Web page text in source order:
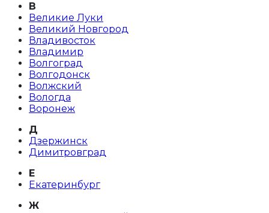
В
Великие Луки
Великий Новгород
Владивосток
Владимир
Волгоград
Волгодонск
Волжский
Вологда
Воронеж
Д
Дзержинск
Димитровград
Е
Екатеринбург
Ж